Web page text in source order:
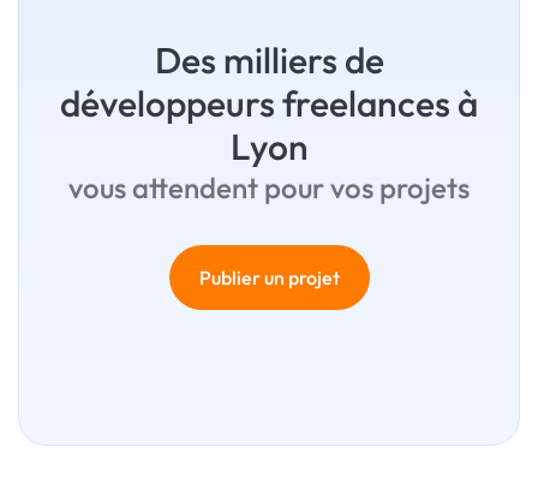
Des milliers de
développeurs freelances à
Lyon
vous attendent pour vos projets
Publier un projet